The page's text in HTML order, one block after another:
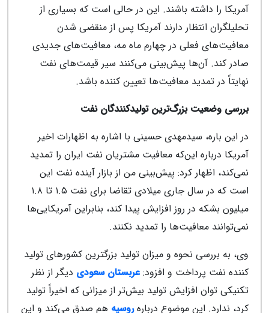
آمریکا را داشته باشند. این در حالی است که بسیاری از
تحلیلگران انتظار دارند آمریکا پس از منقضی شدن
معافیت‌های فعلی در چهارم ماه مه، معافیت‌های جدیدی
صادر کند. آن‌ها پیش‌بینی می‌کنند سیر قیمت‌های نفت
نهایتاً در تمدید معافیت‌ها تعیین کننده باشد.
بررسی وضعیت بزرگ‌ترین تولیدکنندگان نفت
در این باره، سیدمهدی حسینی با اشاره به اظهارات اخیر
آمریکا درباره این‌که معافیت مشتریان نفت ایران را تمدید
نمی‌کند، اظهار کرد: پیش‌بینی من از بازار آینده نفت این
است که در سال جاری میلادی تقاضا برای نفت ۱.۵ تا ۱.۸
میلیون بشکه در روز افزایش پیدا کند، بنابراین آمریکایی‌ها
نمی‌توانند معافیت‌ها را تمدید نکنند.
وی، به بررسی نحوه و میزان تولید بزرگترین کشورهای تولید
کننده نفت پرداخت و افزود: عربستان سعودی دیگر از نظر
تکنیکی توان افزایش تولید بیش‌تر از میزانی که اخیراً تولید
کرد، ندارد. این موضوع دربارهروسیه هم صدق می‌کند و این